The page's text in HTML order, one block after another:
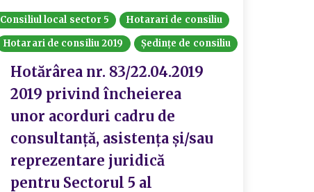
Consiliul local sector 5
Hotarari de consiliu
Hotarari de consiliu 2019
Ședințe de consiliu
Hotărârea nr. 83/22.04.2019
2019 privind încheierea
unor acorduri cadru de
consultanță, asistența și/sau
reprezentare juridică
pentru Sectorul 5 al